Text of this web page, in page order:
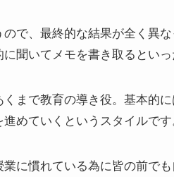
ので、最終的な結果が全く異
聞いてメモを書き取るといっ
まで教育の導き役。基本的
めていくというスタイルです
に慣れている為に皆の前で